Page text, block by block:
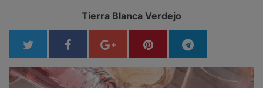
Tierra Blanca Verdejo